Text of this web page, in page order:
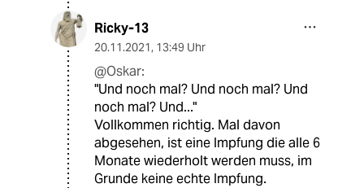
Ricky-13
20.11.2021, 13:49 Uhr
@Oskar:
"Und noch mal? Und noch mal? Und
noch mal? Und..."
Vollkommen richtig. Mal davon
abgesehen, ist eine Impfung die alle 6
Monate wiederholt werden muss, im
Grunde keine echte Impfung.